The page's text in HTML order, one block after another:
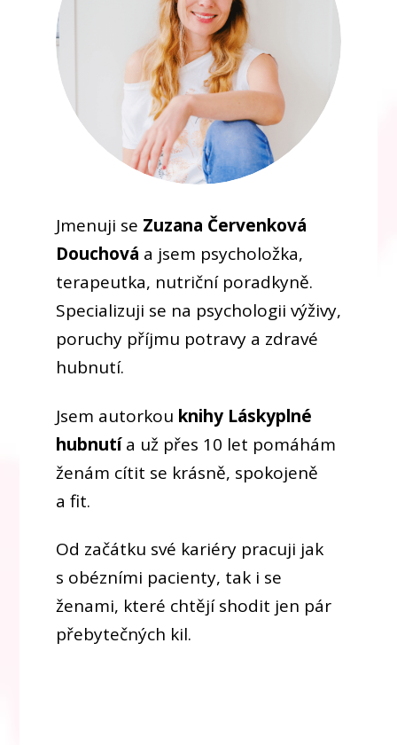
Jmenuji se Zuzana Červenková
Douchová a jsem psycholožka,
terapeutka, nutriční poradkyně.
Specializuji se na psychologii výživy,
poruchy příjmu potravy a zdravé
hubnutí.
Jsem autorkou knihy Láskyplné
hubnutía už přes 10 let pomáhám
ženám cítit se krásně, spokojeně
a fit.
Od začátku své kariéry pracuji jak
s obézními pacienty, tak i se
ženami, které chtějí shodit jen pár
přebytečných kil.